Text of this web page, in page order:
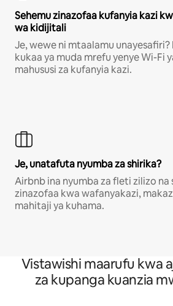
Sehemu zinazofaa kufanyia kazi
wa kidijitali
Je, wewe ni mtaalamu unayesafiri?
kukaa ya muda mrefu yenye Wi-Fi
mahususi za kufanyia kazi.
Je, unatafuta nyumba za shirika?
Airbnb ina nyumba za fleti zilizo na
zinazofaa kwa wafanyakazi,
mahitaji ya kuhama.
Vistawishi maarufu kwa
za kupanga kuanzia